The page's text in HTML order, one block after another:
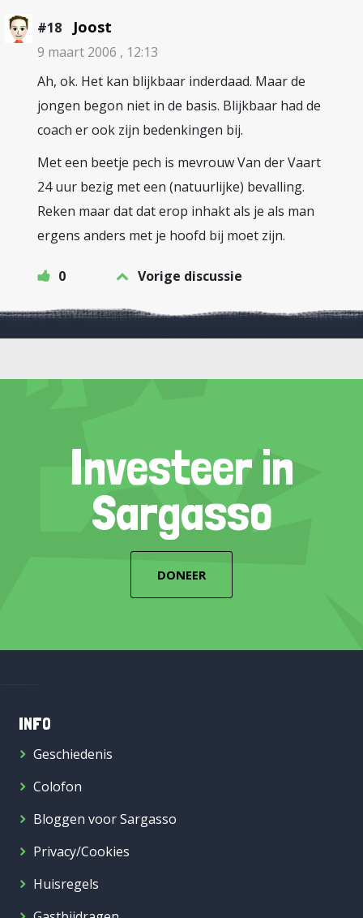
#18 Joost
9 maart 2006 , 12:13
Ah, ok. Het kan blijkbaar inderdaad. Maar de
jongen begon niet in de basis. Blijkbaar had de
coach er ook zijn bedenkingen bij.
Met een beetje pech is mevrouw Van der Vaart
24 uur bezig met een (natuurlijke) bevalling.
Reken maar dat dat erop inhakt als je als man
ergens anders met je hoofd bij moet zijn.
0 Vorige discussie
Investeer in
Sargasso
DONEER
INFO
Geschiedenis
Colofon
Bloggen voor Sargasso
Privacy/Cookies
Huisregels